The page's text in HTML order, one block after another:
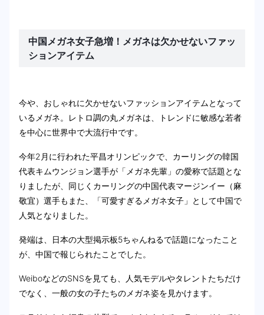
中国メガネ女子急増！メガネは欠かせないファッ
ションアイテム
今や、おしゃれに欠かせないファッションアイテムとなって
いるメガネ。レトロ調の丸メガネは、トレンドに敏感な若者
を中心に世界中で大流行中です。
今年2月に行われた平昌オリンピックで、カーリングの韓国
代表キムウンジョン選手が「メガネ先輩」の愛称で話題とな
りましたが、同じくカーリングの中国代表マージンイー（麻
敬宜）選手もまた、「可愛すぎるメガネ女子」として中国で
人気となりました。
発端は、日本の大型掲示板5ちゃんねるで話題になったこと
が、中国で報じられたことでした。
WeiboなどのSNSを見ても、人気モデルやタレントたちだけ
でなく、一般の女の子たちのメガネ姿を見かけます。